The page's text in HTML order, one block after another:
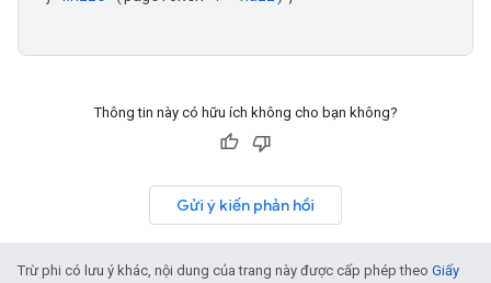
Thông tin này có hữu ích không cho bạn không?
Gửi ý kiến phản hồi
Trừ phi có lưu ý khác, nội dung của trang này được cấp phép theo Giấy